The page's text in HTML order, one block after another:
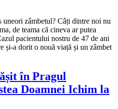
uneori zâmbetul? Câți dintre noi nu
de teama că cineva ar putea
pacientului nostru de 47 de ani
și-a dorit o nouă viață și un zâmbet
în Pragul
Doamnei Ichim la